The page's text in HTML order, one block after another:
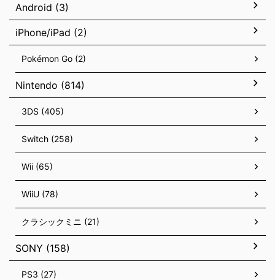
Android (3)
iPhone/iPad (2)
Pokémon Go (2)
Nintendo (814)
3DS (405)
Switch (258)
Wii (65)
WiiU (78)
クラシックミニ (21)
SONY (158)
PS3 (27)